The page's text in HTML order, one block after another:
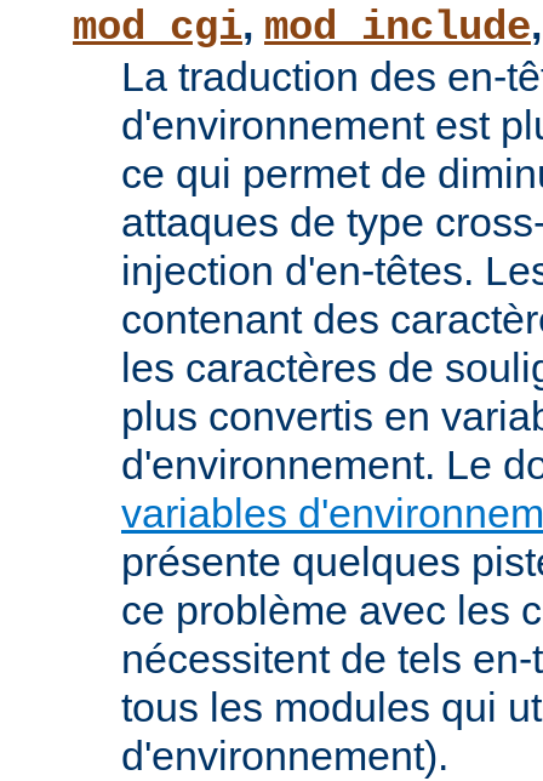
mod_cgi, mod_include
La traduction des en-
d'environnement est
ce qui permet de
attaques de type
injection d'en-têtes.
contenant des
les caractères de
plus convertis en
d'environnement. Le
variables
présente quelques
ce problème avec les
nécessitent de tels
tous les modules qui
d'environnement).